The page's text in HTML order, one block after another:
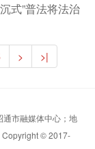
式”普法将法治
> >|
通市融媒体中心；地
Copyright © 2017-